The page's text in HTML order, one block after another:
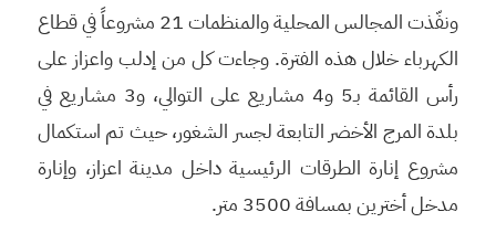
ونفّذت المجالس المحلية والمنظمات 21 مشروعاً في قطاع
الكهرباء خلال هذه الفترة. وجاءت كل من إدلب واعزاز على
رأس القائمة بـ5 و4 مشاريع على التوالي، و3 مشاريع في
بلدة المرج الأخضر التابعة لجسر الشغور، حيث تم استكمال
مشروع إنارة الطرقات الرئيسية داخل مدينة اعزاز، وإنارة
مدخل أخترين بمسافة 3500 متر.